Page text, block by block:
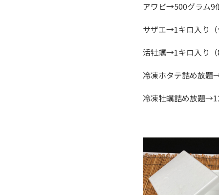
アワビ→500グラム9
サザエ→1キロ入り（
活牡蠣→1キロ入り（
冷凍ホタテ詰め放題
冷凍牡蠣詰め放題